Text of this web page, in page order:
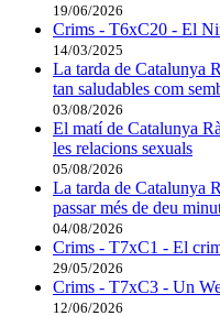
19/06/2026
Crims - T6xC20 - El
14/03/2025
La tarda de Catalunya
tan saludables com
03/08/2026
El matí de Catalunya
les relacions sexuals
05/08/2026
La tarda de Catalunya
passar més de deu
04/08/2026
Crims - T7xC1 - El
29/05/2026
Crims - T7xC3 - Un
12/06/2026